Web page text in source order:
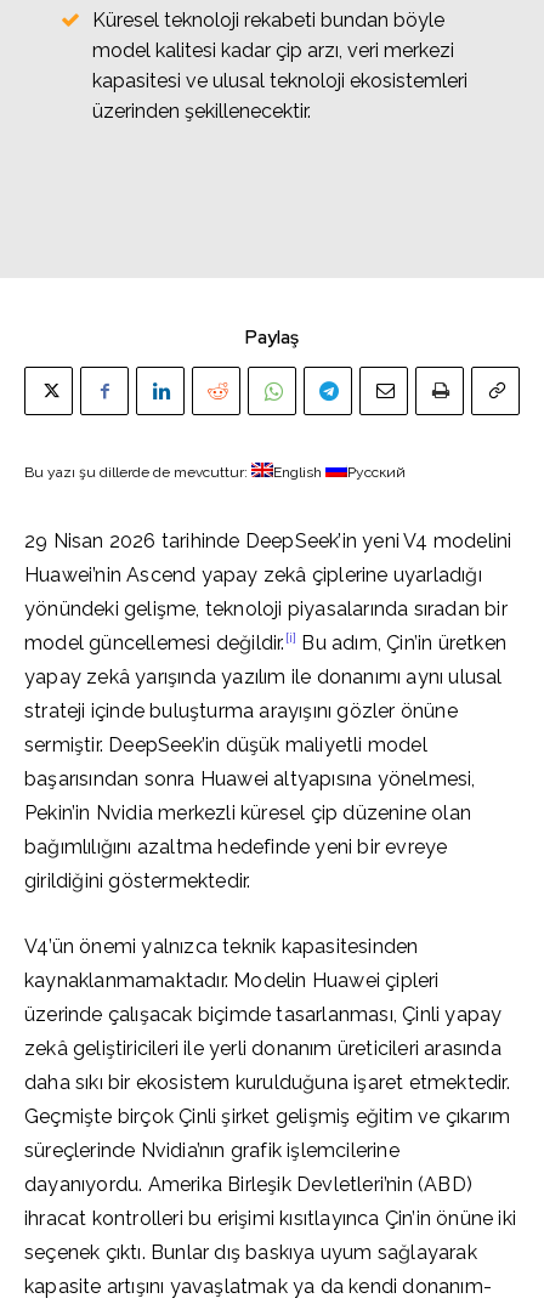
Küresel teknoloji rekabeti bundan böyle
model kalitesi kadar çip arzı, veri merkezi
kapasitesi ve ulusal teknoloji ekosistemleri
üzerinden şekillenecektir.
Paylaş
Bu yazı şu dillerde de mevcuttur: English Русский
29 Nisan 2026 tarihinde DeepSeek’in yeni V4 modelini
Huawei’nin Ascend yapay zekâ çiplerine uyarladığı
yönündeki gelişme, teknoloji piyasalarında sıradan bir
model güncellemesi değildir. [i] Bu adım, Çin’in üretken
yapay zekâ yarışında yazılım ile donanımı aynı ulusal
strateji içinde buluşturma arayışını gözler önüne
sermiştir. DeepSeek’in düşük maliyetli model
başarısından sonra Huawei altyapısına yönelmesi,
Pekin’in Nvidia merkezli küresel çip düzenine olan
bağımlılığını azaltma hedefinde yeni bir evreye
girildiğini göstermektedir.
V4’ün önemi yalnızca teknik kapasitesinden
kaynaklanmamaktadır. Modelin Huawei çipleri
üzerinde çalışacak biçimde tasarlanması, Çinli yapay
zekâ geliştiricileri ile yerli donanım üreticileri arasında
daha sıkı bir ekosistem kurulduğuna işaret etmektedir.
Geçmişte birçok Çinli şirket gelişmiş eğitim ve çıkarım
süreçlerinde Nvidia’nın grafik işlemcilerine
dayanıyordu. Amerika Birleşik Devletleri’nin (ABD)
ihracat kontrolleri bu erişimi kısıtlayınca Çin’in önüne iki
seçenek çıktı. Bunlar dış baskıya uyum sağlayarak
kapasite artışını yavaşlatmak ya da kendi donanım-